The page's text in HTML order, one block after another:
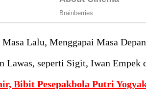
Lalu, Menggapai Masa
seperti Sigit, Iwan
Bibit Pesepakbola Putri